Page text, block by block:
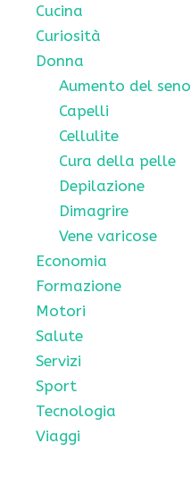
Cucina
Curiosità
Donna
Aumento del seno
Capelli
Cellulite
Cura della pelle
Depilazione
Dimagrire
Vene varicose
Economia
Formazione
Motori
Salute
Servizi
Sport
Tecnologia
Viaggi